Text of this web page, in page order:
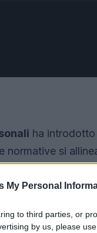
My Personal
to third parties, or
by us, please
ha
normative si